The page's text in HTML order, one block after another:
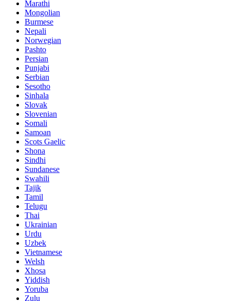
Marathi
Mongolian
Burmese
Nepali
Norwegian
Pashto
Persian
Punjabi
Serbian
Sesotho
Sinhala
Slovak
Slovenian
Somali
Samoan
Scots Gaelic
Shona
Sindhi
Sundanese
Swahili
Tajik
Tamil
Telugu
Thai
Ukrainian
Urdu
Uzbek
Vietnamese
Welsh
Xhosa
Yiddish
Yoruba
Zulu